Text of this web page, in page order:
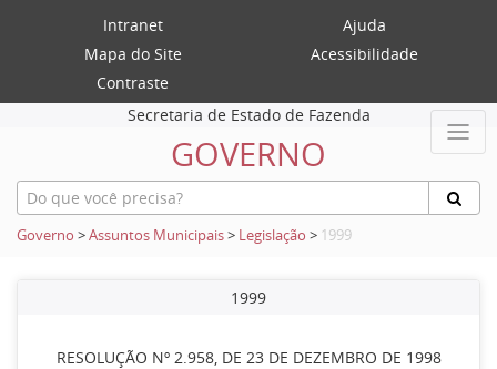
Intranet
Ajuda
Mapa do Site
Acessibilidade
Contraste
Secretaria de Estado de Fazenda
GOVERNO
Governo >Assuntos Municipais> Legislação > 1999
1999
RESOLUÇÃO Nº 2.958, DE 23 DE DEZEMBRO DE 1998